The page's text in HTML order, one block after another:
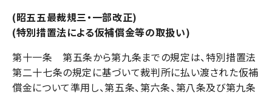
(昭五五最裁規三・一部改正)
(特別措置法による仮補償金等の取扱い)
第十一条 第五条から第九条までの規定は、特別措置法
第二十七条の規定に基づいて裁判所に払い渡された仮補
償金について準用し、第五条、第六条、第八条及び第九条